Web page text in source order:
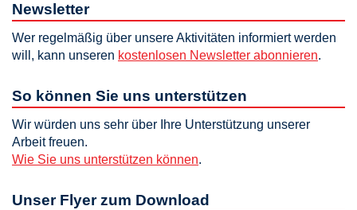
Newsletter
Wer regelmäßig über unsere Aktivitäten informiert werden
will, kann unseren kostenlosen Newsletter abonnieren.
So können Sie uns unterstützen
Wir würden uns sehr über Ihre Unterstützung unserer
Arbeit freuen.
Wie Sie uns unterstützen können.
Unser Flyer zum Download